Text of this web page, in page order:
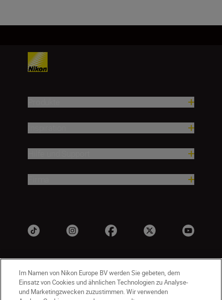
Im Namen von Nikon Europe BV werden Sie gebeten, dem
Einsatz von Cookies und ähnlichen Technologien zu Analyse-
und Marketingzwecken zuzustimmen. Wir verwenden